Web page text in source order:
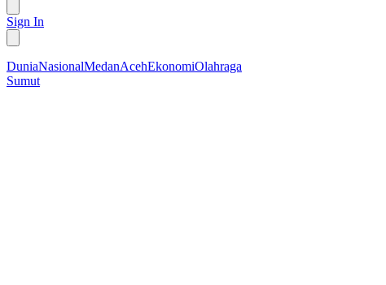
Sign In
DuniaNasionalMedanAcehEkonomiOlahraga
Sumut